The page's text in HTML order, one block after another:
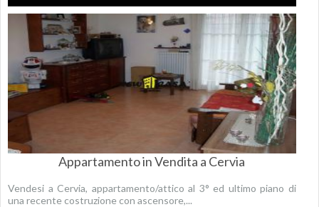
Appartamento in Vendita a Cervia
Vendesi a Cervia, appartamento/attico al 3° ed ultimo piano di
una recente costruzione con ascensore,...